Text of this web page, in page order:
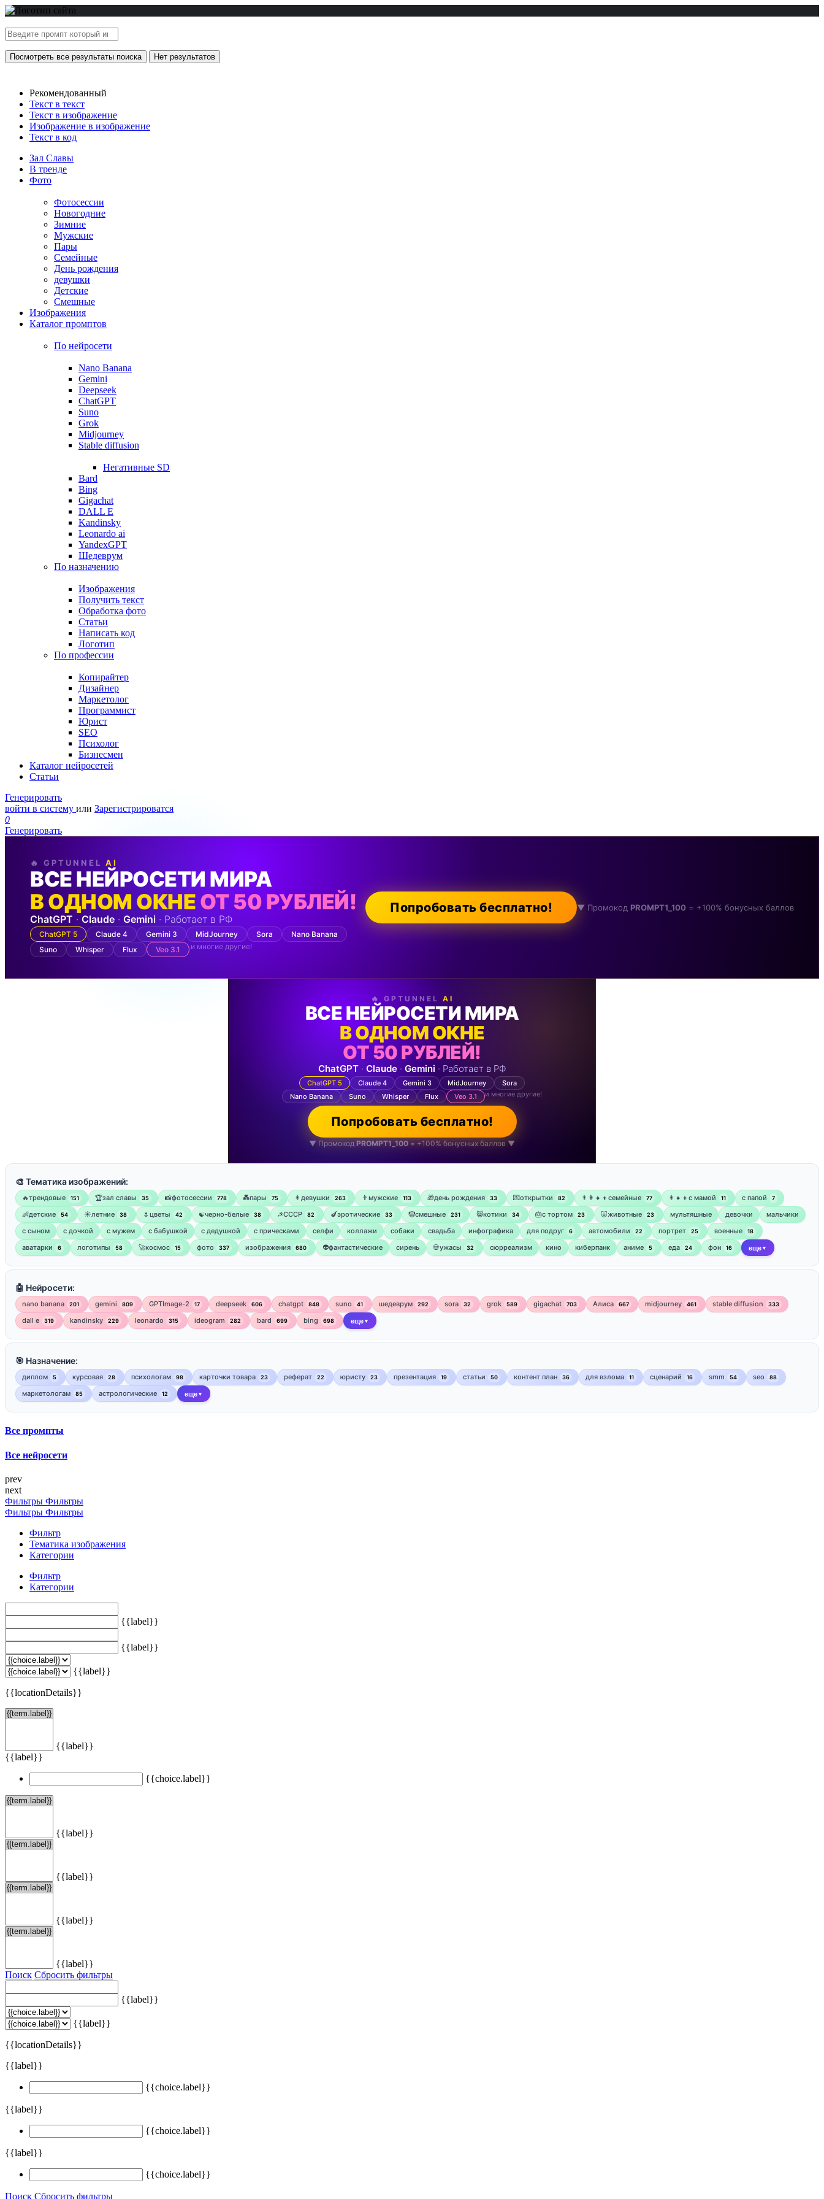
Посмотреть все результаты поиска Нет результатов
Рекомендованный
Текст в текст
Текст в изображение
Изображение в изображение
Текст в код
Зал Славы
В тренде
Фото
Фотосессии
Новогодние
Зимние
Мужские
Пары
Семейные
День рождения
девушки
Детские
Смешные
Изображения
Каталог промптов
По нейросети
Nano Banana
Gemini
Deepseek
ChatGPT
Suno
Grok
Midjourney
Stable diffusion
Негативные SD
Bard
Bing
Gigachat
DALL E
Kandinsky
Leonardo ai
YandexGPT
Шедеврум
По назначению
Изображения
Получить текст
Обработка фото
Статьи
Написать код
Логотип
По профессии
Копирайтер
Дизайнер
Маркетолог
Программист
Юрист
SEO
Психолог
Бизнесмен
Каталог нейросетей
Статьи
Генерировать
войти в систему или Зарегистрироватся
0
Генерировать
🔥 GPTUNNEL AI
ВСЕ НЕЙРОСЕТИ МИРА
В ОДНОМ ОКНЕОТ 50 РУБЛЕЙ!
ChatGPT · Claude · Gemini · Работает в РФ
ChatGPT 5 Claude 4 Gemini 3 MidJourney Sora
Nano Banana
Suno
Whisper Flux Veo 3.1 и многие другие!
Попробовать бесплатно! ▼ Промокод PROMPT1_100 = +100% бонусных баллов
🔥 GPTUNNEL AI
ВСЕ НЕЙРОСЕТИ МИРА
В ОДНОМ ОКНЕ
ОТ 50 РУБЛЕЙ!
ChatGPT· Claude· Gemini · Работает в РФ
ChatGPT 5 Claude 4 Gemini 3 MidJourney
Sora
Nano Banana
Suno Whisper Flux Veo 3.1 и многие другие!
Попробовать бесплатно!
▼ Промокод PROMPT1_100 = +100% бонусных баллов ▼
🎨 Тематика изображений:
🔥трендовые 151 🏆зал славы 35 📸фотосессии 778 💑пары 75 👩девушки 263 👨мужские 113 🎁день рождения 33 💌открытки 82 👨‍👩‍👧‍👦семейные 77 👩‍👧‍👦с мамой 11 ‍с папой 7
👶детские 54 ☀️летние 38 🌷цветы 42 ☯︎черно-белые 38 ☭СССР 82 🍆эротические 33 🤡смешные 231 😸котики 34 🎂с тортом 23 🐷животные 23 мультяшные девочки
мальчики
с сыном
с дочкой с мужем с бабушкой с дедушкой с прическами селфи коллажи собаки свадьба инфографика для подруг 6 автомобили 22 портрет 25 военные 18
аватарки 6 логотипы 58 🚀космос 15 фото 337 изображения 680 👽фантастические сирень 💀ужасы 32 сюрреализм кино киберпанк аниме 5 еда 24 фон 16 еще ▼
🤖 Нейросети:
nano banana 201 gemini 809 GPTImage-2 17 deepseek 606 chatgpt 848 suno 41 шедеврум 292 sora 32 grok 589 gigachat 703 Алиса 667 midjourney 461 stable diffusion 333
dall e 319 kandinsky 229 leonardo 315 ideogram 282 bard 699 bing 698 еще ▼
🎯 Назначение:
диплом 5 курсовая 28 психологам 98 карточки товара 23 реферат 22 юристу 23 презентация 19 статьи 50 контент план 36 для взлома 11 сценарий 16 smm 54 seo 88
маркетологам 85 астрологические 12 еще ▼
Все промпты
Все нейросети
prev
next
Фильтры Фильтры
Фильтры Фильтры
Фильтр
Тематика изображения
Категории
Фильтр
Категории
{{label}}
{{label}}
{{label}}
{{locationDetails}}
{{label}}
{{label}}
{{choice.label}}
{{label}}
{{label}}
{{label}}
{{label}}
Поиск Сбросить фильтры
{{label}}
{{label}}
{{locationDetails}}
{{label}}
{{choice.label}}
{{label}}
{{choice.label}}
{{label}}
{{choice.label}}
Поиск Сбросить фильтры